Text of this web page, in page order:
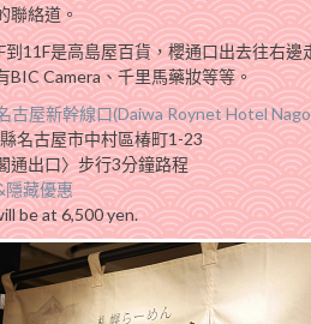
聯絡道。
11F是高島屋百貨，櫻通口出去往右
BIC Camera、千里馬藥妝等等。
古屋新幹線口(Daiwa Roynet Hotel
名古屋市中村區椿町1-23
通出口〉步行3分鐘路程
隱藏優惠
be at 6,500 yen.